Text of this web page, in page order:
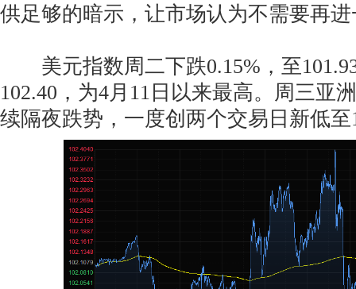
供足够的暗示，让市场认为不需要再
美元指数周二下跌0.15%，至
102.40，为4月11日以来最高。周三亚
续隔夜跌势，一度创两个交易日新低至